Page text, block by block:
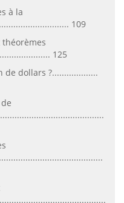
à la
109
125
dollars ?...................